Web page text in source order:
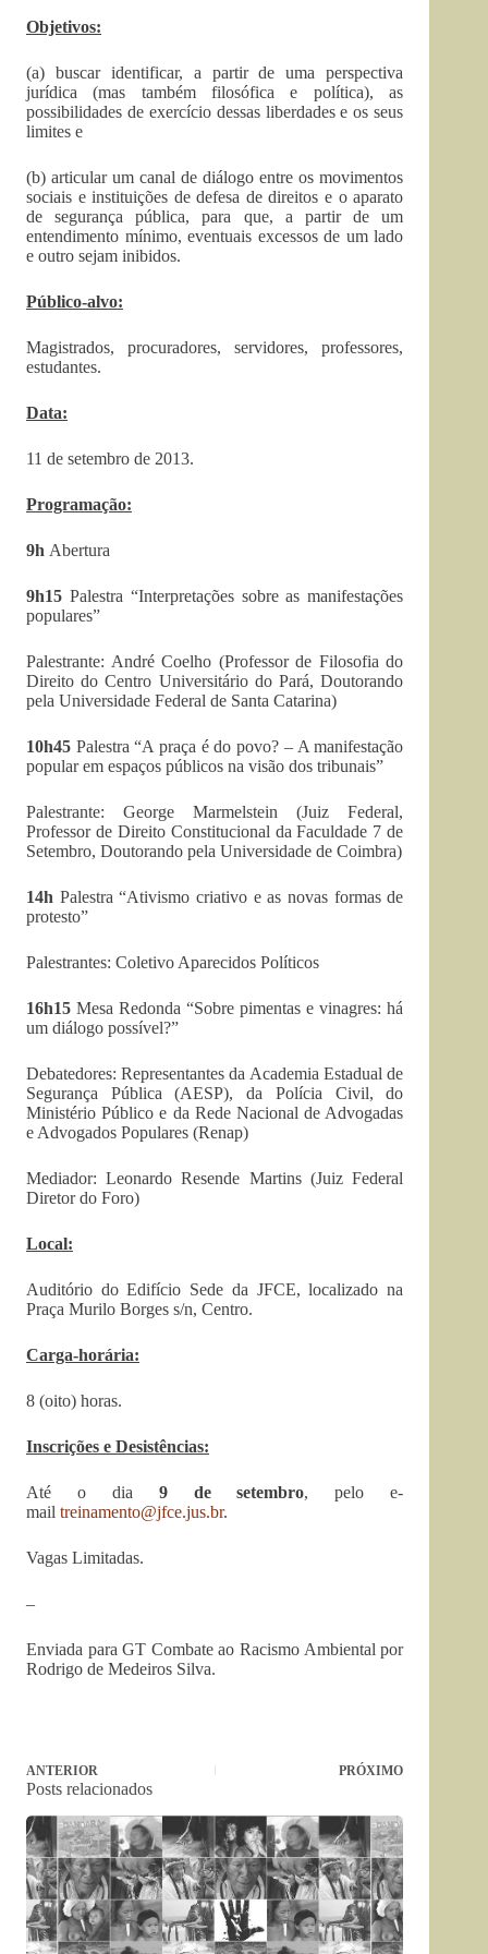
Objetivos:
(a) buscar identificar, a partir de uma perspectiva
jurídica (mas também filosófica e política), as
possibilidades de exercício dessas liberdades e os seus
limites e
(b) articular um canal de diálogo entre os movimentos
sociais e instituições de defesa de direitos e o aparato
de segurança pública, para que, a partir de um
entendimento mínimo, eventuais excessos de um lado
e outro sejam inibidos.
Público-alvo:
Magistrados, procuradores, servidores, professores,
estudantes.
Data:
11 de setembro de 2013.
Programação:
9h Abertura
9h15 Palestra “Interpretações sobre as manifestações
populares”
Palestrante: André Coelho (Professor de Filosofia do
Direito do Centro Universitário do Pará, Doutorando
pela Universidade Federal de Santa Catarina)
10h45 Palestra “A praça é do povo? – A manifestação
popular em espaços públicos na visão dos tribunais”
Palestrante: George Marmelstein (Juiz Federal,
Professor de Direito Constitucional da Faculdade 7 de
Setembro, Doutorando pela Universidade de Coimbra)
14h Palestra “Ativismo criativo e as novas formas de
protesto”
Palestrantes: Coletivo Aparecidos Políticos
16h15 Mesa Redonda “Sobre pimentas e vinagres: há
um diálogo possível?”
Debatedores: Representantes da Academia Estadual de
Segurança Pública (AESP), da Polícia Civil, do
Ministério Público e da Rede Nacional de Advogadas
e Advogados Populares (Renap)
Mediador: Leonardo Resende Martins (Juiz Federal
Diretor do Foro)
Local:
Auditório do Edifício Sede da JFCE, localizado na
Praça Murilo Borges s/n, Centro.
Carga-horária:
8 (oito) horas.
Inscrições e Desistências:
Até o dia 9 de setembro, pelo e-
mail treinamento@jfce.jus.br.
Vagas Limitadas.
–
Enviada para GT Combate ao Racismo Ambiental por
Rodrigo de Medeiros Silva.
ANTERIOR PRÓXIMO
Posts relacionados